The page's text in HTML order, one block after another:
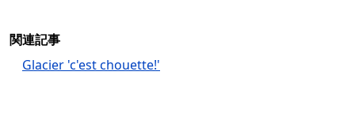
関連記事
Glacier 'c'est chouette!'